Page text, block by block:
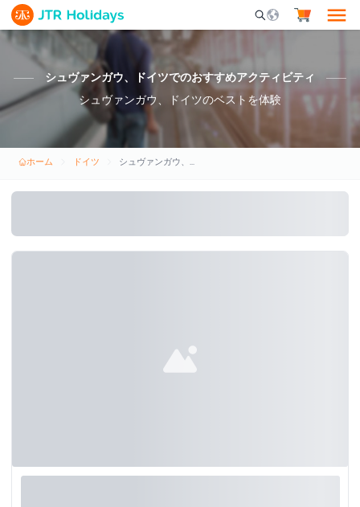
Mobile Search
シュヴァンガウ、ドイツでのおすすめアクティビティ
シュヴァンガウ、ドイツのベストを体験
ホーム ドイツ シュヴァンガウ、ドイツ